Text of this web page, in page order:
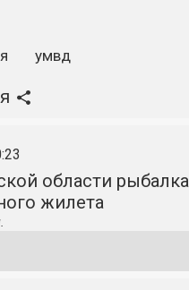
умвд
области
жилета